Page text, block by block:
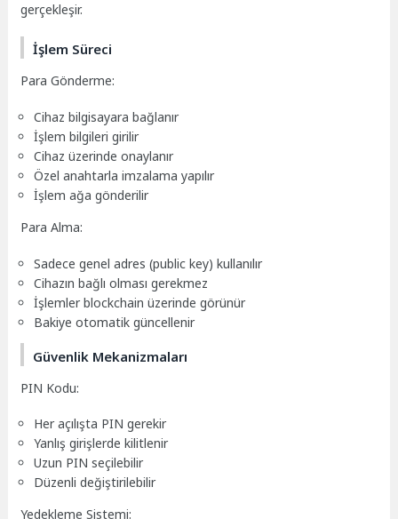
gerçekleşir.
İşlem Süreci
Para Gönderme:
Cihaz bilgisayara bağlanır
İşlem bilgileri girilir
Cihaz üzerinde onaylanır
Özel anahtarla imzalama yapılır
İşlem ağa gönderilir
Para Alma:
Sadece genel adres (public key) kullanılır
Cihazın bağlı olması gerekmez
İşlemler blockchain üzerinde görünür
Bakiye otomatik güncellenir
Güvenlik Mekanizmaları
PIN Kodu:
Her açılışta PIN gerekir
Yanlış girişlerde kilitlenir
Uzun PIN seçilebilir
Düzenli değiştirilebilir
Yedekleme Sistemi: